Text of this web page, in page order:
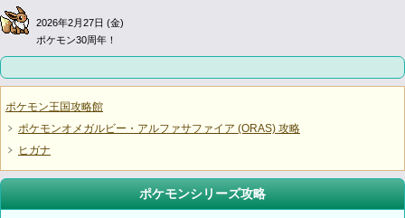
2026年2月27日 (金)
ポケモン30周年！
ポケモン王国攻略館
ポケモンオメガルビー・アルファサファイア (ORAS) 攻略
ヒガナ
ポケモンシリーズ攻略